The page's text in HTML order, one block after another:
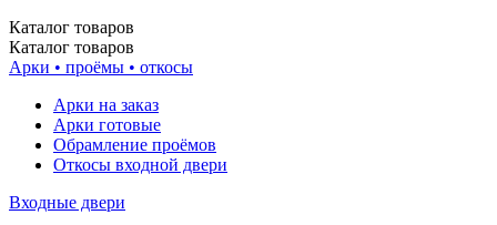
Каталог товаров
Каталог товаров
Арки • проёмы • откосы
Арки на заказ
Арки готовые
Обрамление проёмов
Откосы входной двери
Входные двери